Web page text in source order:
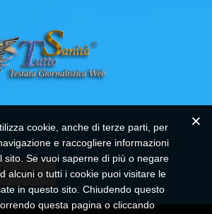
cookie, anche di terze parti, per
e raccogliere informazioni
sito. Se vuoi saperne di più o negare
alcuni o tutti i cookie puoi visitare le
in questo sito. Chiudendo questo
questa pagina o cliccando